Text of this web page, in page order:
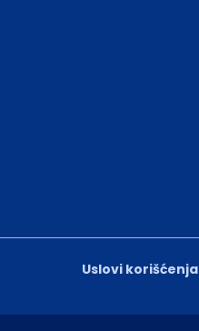
Uslovi korišćenja